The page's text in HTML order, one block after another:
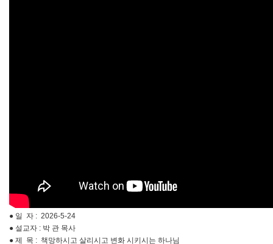
● 일 자 : 2026-5-24
● 설교자 : 박 관 목사
● 제 목 : 책망하시고 살리시고 변화 시키시는 하나님